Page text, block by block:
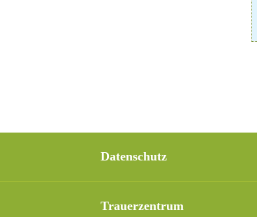
Datenschutz
Trauerzentrum